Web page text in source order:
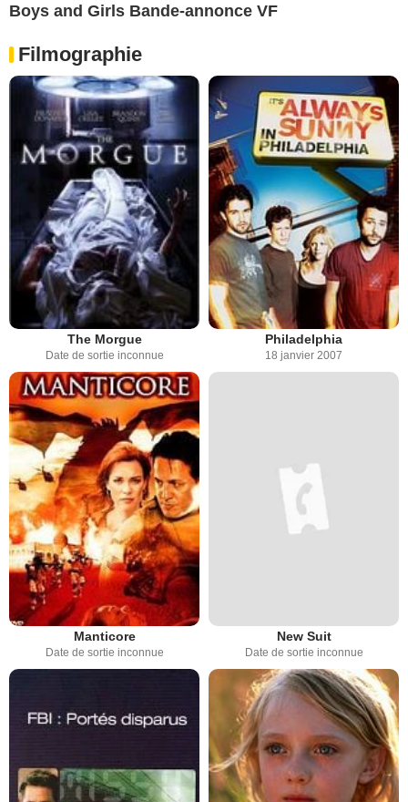
Boys and Girls Bande-annonce VF
Filmographie
The Morgue
Date de sortie inconnue
Philadelphia
18 janvier 2007
Manticore
Date de sortie inconnue
New Suit
Date de sortie inconnue